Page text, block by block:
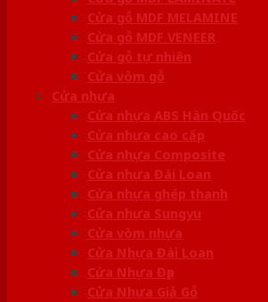
Cửa gỗ MDF MELAMINE
Cửa gỗ MDF VENEER
Cửa gỗ tự nhiên
Cửa vòm gỗ
Cửa nhựa
Cửa nhựa ABS Hàn Quốc
Cửa nhựa cao cấp
Cửa nhựa Composite
Cửa nhựa Đài Loan
Cửa nhựa ghép thanh
Cửa nhựa Sungyu
Cửa vòm nhựa
Cửa Nhựa Đài Loan
Cửa Nhựa Đẹp
Cửa Nhựa Giả Gỗ